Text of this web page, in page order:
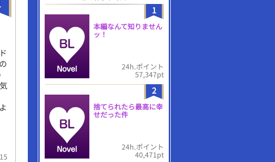
1
本編なんて知りません
ッ！
24h.ポイント
57,347pt
2
捨てられたら最高に幸
せだった件
24h.ポイント
40,471pt